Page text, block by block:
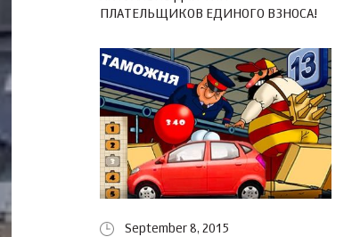
ПЛАТЕЛЬЩИКОВ ЕДИНОГО ВЗНОСА!
September 8, 2015